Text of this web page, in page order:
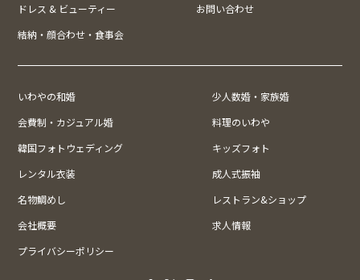
ドレス & ビューティー
お問い合わせ
結納・顔合わせ・食事会
いわやの和婚
少人数婚・家族婚
会費制・カジュアル婚
料理のいわや
韓国フォトウェディング
キッズフォト
レンタル衣装
成人式振袖
名物鯛めし
レストラン&ショップ
会社概要
求人情報
プライバシーポリシー